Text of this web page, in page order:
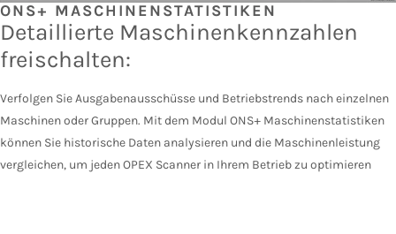
ONS+ MASCHINENSTATISTIKEN
Detaillierte Maschinenkennzahlen
freischalten:
Verfolgen Sie Ausgabenausschüsse und Betriebstrends nach einzelnen
Maschinen oder Gruppen. Mit dem Modul ONS+ Maschinenstatistiken
können Sie historische Daten analysieren und die Maschinenleistung
vergleichen, um jeden OPEX Scanner in Ihrem Betrieb zu optimieren